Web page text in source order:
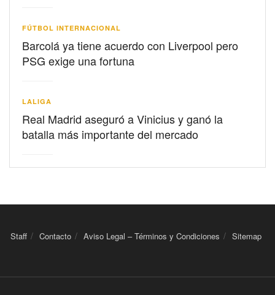
FÚTBOL INTERNACIONAL
Barcolá ya tiene acuerdo con Liverpool pero
PSG exige una fortuna
LALIGA
Real Madrid aseguró a Vinicius y ganó la
batalla más importante del mercado
Staff Contacto Aviso Legal – Términos y Condiciones Sitemap